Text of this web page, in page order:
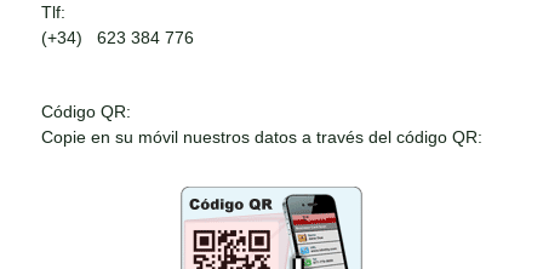
Tlf:
(+34) 623 384 776
Código QR:
Copie en su móvil nuestros datos a través del código QR: